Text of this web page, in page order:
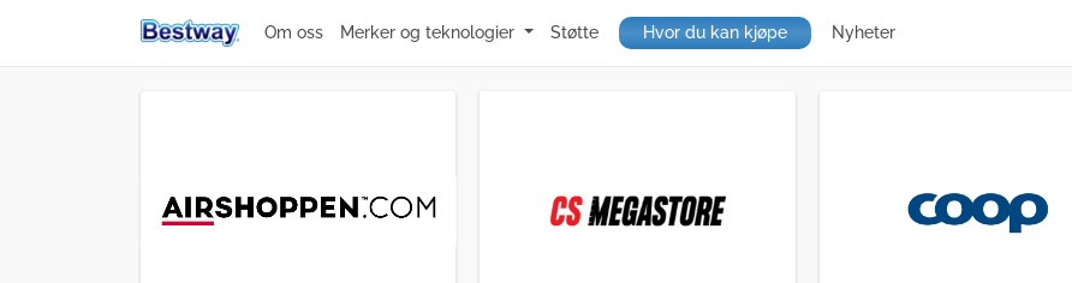
Om oss Merker og teknologier Støtte Hvor du kan kjøpe Nyheter